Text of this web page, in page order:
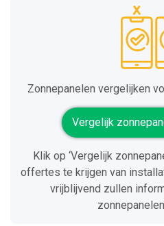
Zonnepanelen vergelijken
Vergelijk
Klik op ‘Vergelijk
offertes te krijgen van
vrijblijvend zullen